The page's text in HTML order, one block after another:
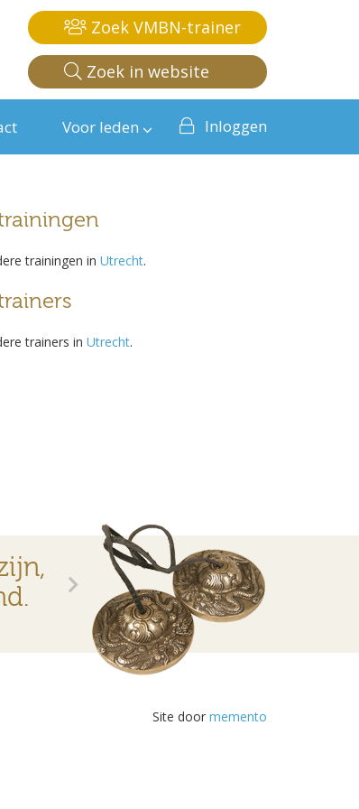
Zoek VMBN-trainer
Zoek in website
Voor leden Inloggen
trainingen in Utrecht.
trainers in Utrecht.
Site door memento